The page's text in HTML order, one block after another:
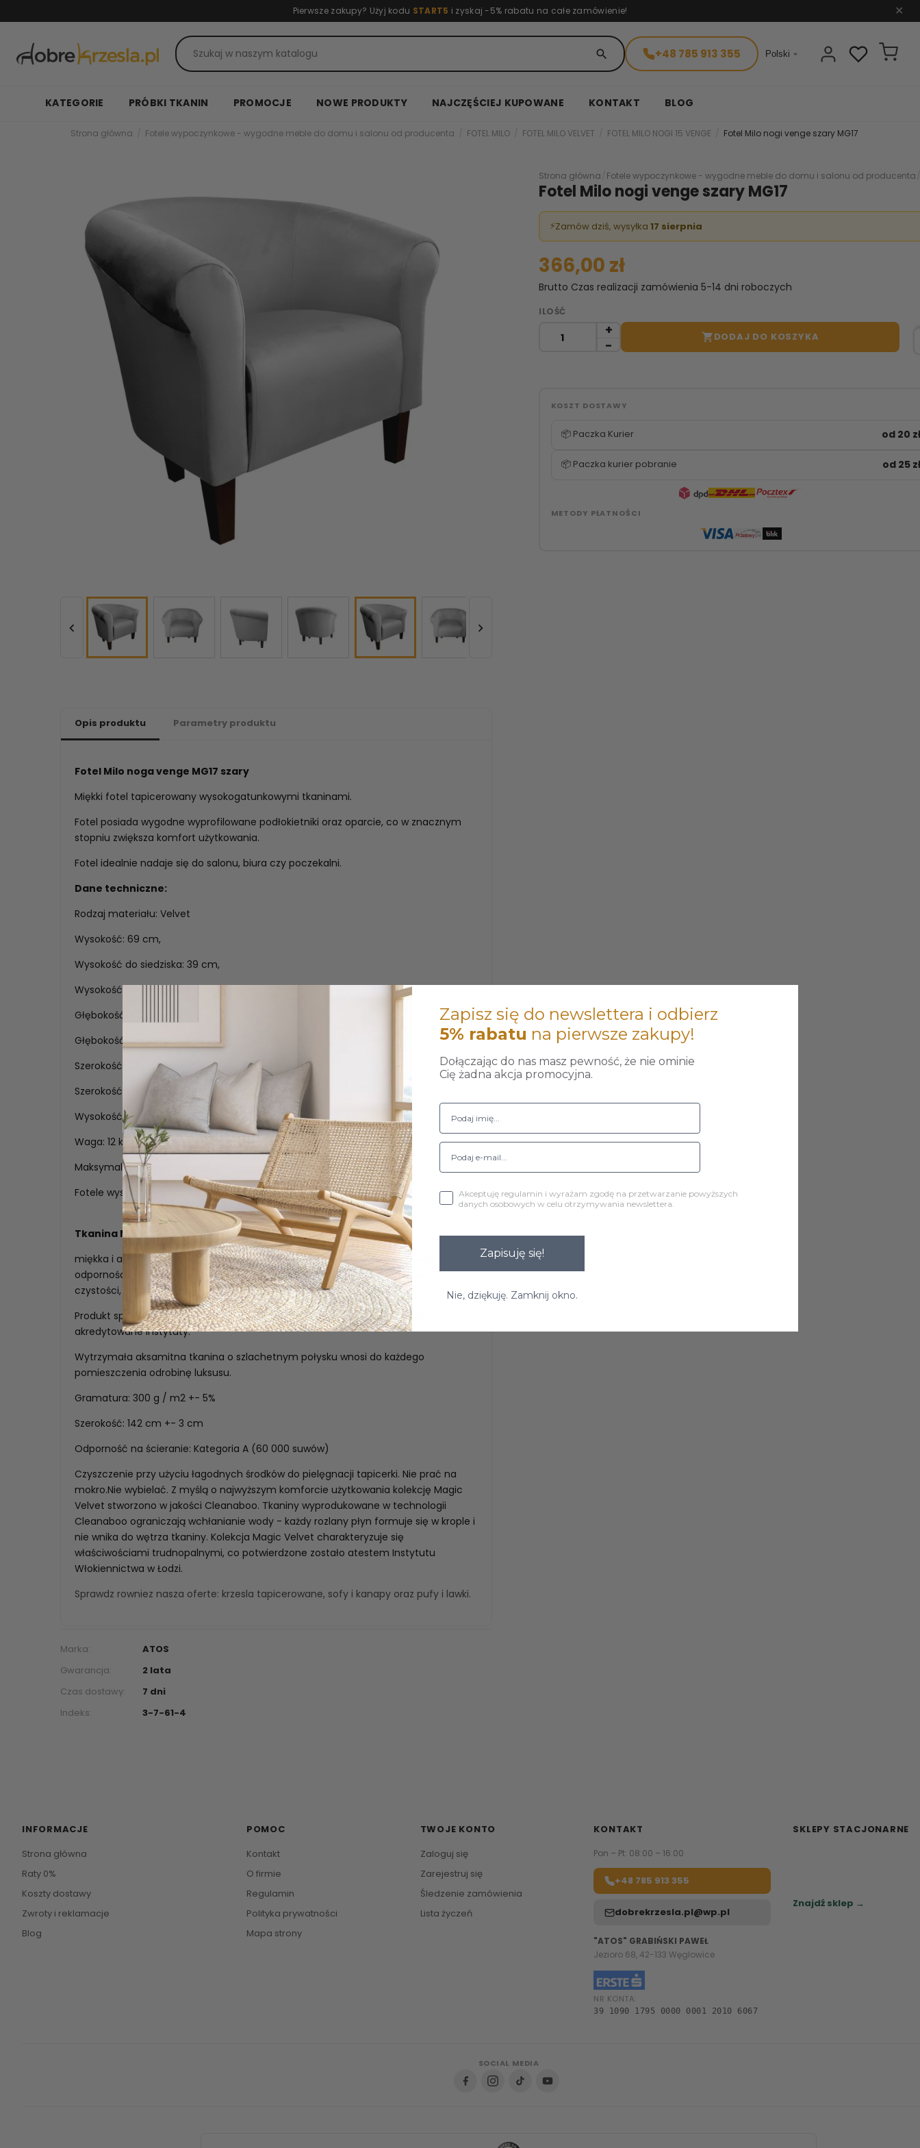
Pierwsze zakupy? Użyj kodu START5 i zyskaj -5% rabatu na całe zamówienie! ✕
search +48 785 913 355 Polski 
KATEGORIE PRÓBKI TKANIN PROMOCJE NOWE PRODUKTY NAJCZĘŚCIEJ KUPOWANE KONTAKT BLOG
Strona główna Fotele wypoczynkowe - wygodne meble do domu i salonu od producenta FOTEL MILO FOTEL MILO VELVET FOTEL MILO NOGI 15 VENGE Fotel Milo nogi venge szary MG17
 
Strona główna Fotele wypoczynkowe - wygodne meble do domu i salonu od producenta
Fotel Milo nogi venge szary MG17
⚡Zamów dziś, wysyłka 17 sierpnia
366,00 zł
Brutto Czas realizacji zamówienia 5-14 dni roboczych
ILOŚĆ
DODAJ DO KOSZYKA
KOSZT DOSTAWY
📦 Paczka Kurier od 20
📦 Paczka kurier pobranie od 25
METODY PŁATNOŚCI
Opis produktu Parametry produktu
Fotel Milo noga venge MG17 szary
Miękki fotel tapicerowany wysokogatunkowymi tkaninami.
Fotel posiada wygodne wyprofilowane podłokietniki oraz oparcie, co w znacznym
stopniu zwiększa komfort użytkowania.
Fotel idealnie nadaje się do salonu, biura czy poczekalni.
Dane techniczne:
Rodzaj materiału: Velvet
Wysokość: 69 cm,
Wysokość do siedziska: 39 cm,
Wysokość do podłokietnika: 58 cm,
Głębokość: 60 cm,
Głębokość siedziska: 41 cm,
Szerokość: 73 cm,
Szerokość siedziska: 42 cm,
Wysokość oparcia: 34 cm,
Waga: 12 kg,
Maksymalna waga obciążenia: 120 kg.
Fotele wysyłane są w całości. Tylko nóżki należy wkręcić do fotela.
Tkanina MAGIC VELVET
miękka i aksamitna w dotyku tkaniną tapicerską. Charakteryzuje się wysoką
odpornością na ścieranie oraz mechacenie.Materiał łatwy do utrzymania w
czystości, posiada atesty do użytku komercyjnego oraz OEKO-TEX
Produkt sprawdzony pod kątem substancji szkodliwych przez zewnętrzne,
akredytowane instytuty.
Wytrzymała aksamitna tkanina o szlachetnym połysku wnosi do każdego
pomieszczenia odrobinę luksusu.
Gramatura: 300 g / m2 +- 5%
Szerokość: 142 cm +- 3 cm
Odporność na ścieranie: Kategoria A (60 000 suwów)
Czyszczenie przy użyciu łagodnych środków do pielęgnacji tapicerki. Nie prać na
mokro.Nie wybielać. Z myślą o najwyższym komforcie użytkowania kolekcję Magic
Velvet stworzono w jakości Cleanaboo. Tkaniny wyprodukowane w technologii
Cleanaboo ograniczają wchłanianie wody - każdy rozlany płyn formuje się w krople i
nie wnika do wętrza tkaniny. Kolekcja Magic Velvet charakteryzuje się
właściwościami trudnopalnymi, co potwierdzone zostało atestem Instytutu
Włokiennictwa w Łodzi.
Sprawdz rowniez nasza oferte: krzesla tapicerowane, sofy i kanapy oraz pufy i lawki.
Marka:
ATOS
Gwarancja:
2 lata
Czas dostawy:
7 dni
Indeks:
3-7-61-4
INFORMACJE
Strona główna
Raty 0%
Koszty dostawy
Zwroty i reklamacje
Blog
POMOC
Kontakt
O firmie
Regulamin
Polityka prywatności
Mapa strony
TWOJE KONTO
Zaloguj się
Zarejestruj się
Śledzenie zamówienia
Lista życzeń
KONTAKT
Pon – Pt: 08:00 – 16:00
+48 785 913 355
dobrekrzesla.pl@wp.pl
"ATOS" GRABIŃSKI PAWEŁ
Jezioro 68, 42-133 Węglowice
NR KONTA:
39 1090 1795 0000 0001 2010 6067
SKLEPY STACJONARNE
Znajdź sklep →
SOCIAL MEDIA
Zapisz się do newslettera i odbierz
5% rabatu na pierwsze zakupy!
Dołączając do nas masz pewność, że nie ominie
Cię żadna akcja promocyjna.
Akceptuję regulamin i wyrażam zgodę na przetwarzanie powyższych
danych osobowych w celu otrzymywania newslettera.
Zapisuję się!
Nie, dziękuję. Zamknij okno.